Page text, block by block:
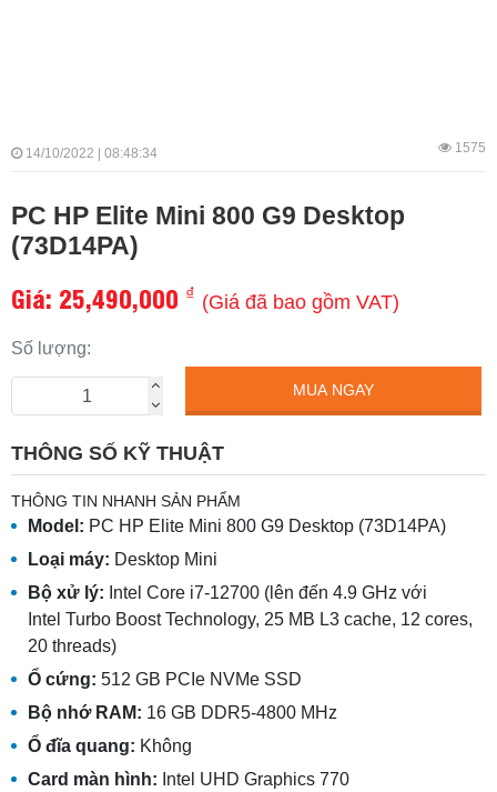
14/10/2022 | 08:48:34 1575
PC HP Elite Mini 800 G9 Desktop
(73D14PA)
Giá: 25,490,000 ₫ (Giá đã bao gồm VAT)
Số lượng:
MUA NGAY
THÔNG SỐ KỸ THUẬT
THÔNG TIN NHANH SẢN PHẨM
Model: PC HP Elite Mini 800 G9 Desktop (73D14PA)
Loại máy: Desktop Mini
Bộ xử lý: Intel Core i7-12700 (lên đến 4.9 GHz với
Intel Turbo Boost Technology, 25 MB L3 cache, 12 cores,
20 threads)
Ổ cứng: 512 GB PCIe NVMe SSD
Bộ nhớ RAM: 16 GB DDR5-4800 MHz
Ổ đĩa quang: Không
Card màn hình: Intel UHD Graphics 770